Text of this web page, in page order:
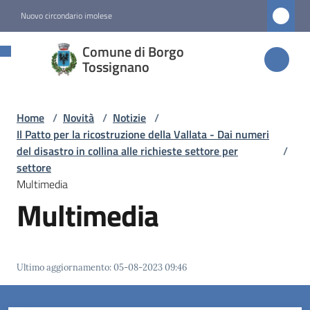
Nuovo circondario imolese
Comune di Borgo
Tossignano
Comune di
Borgo
Amministrazione
Novità
Menu selezionato
Home / Novità / Notizie /
Il Patto per la ricostruzione della Vallata - Dai numeri
del disastro in collina alle richieste settore per
settore
/
Multimedia
Multimedia
Ultimo aggiornamento:05-08-2023 09:46